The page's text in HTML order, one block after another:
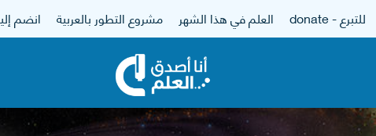
للتبرع - donate العلم في هذا الشهر مشروع التطور بالعربية انضم